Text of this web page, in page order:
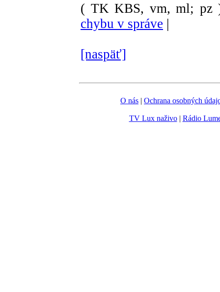
( TK KBS, vm, ml; pz
chybu v správe |
[naspäť]
O nás | Ochrana osobných
TV Lux naživo| Rádio